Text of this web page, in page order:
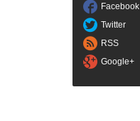
Facebook
Twitter
RSS
Google+